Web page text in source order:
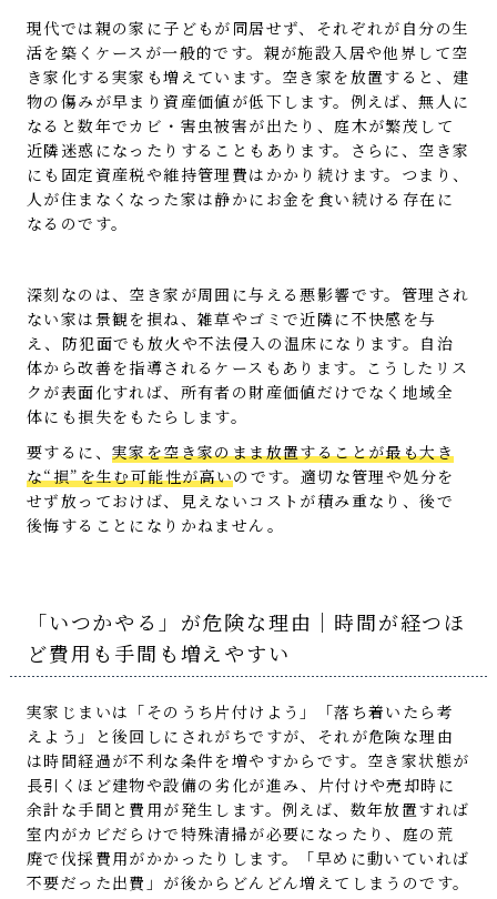
現代では親の家に子どもが同居せず、それぞれが自分の生
活を築くケースが一般的です。親が施設入居や他界して空
き家化する実家も増えています。空き家を放置すると、建
物の傷みが早まり資産価値が低下します。例えば、無人に
なると数年でカビ・害虫被害が出たり、庭木が繁茂して
近隣迷惑になったりすることもあります。さらに、空き家
にも固定資産税や維持管理費はかかり続けます。つまり、
人が住まなくなった家は静かにお金を食い続ける存在に
なるのです。
深刻なのは、空き家が周囲に与える悪影響です。管理され
ない家は景観を損ね、雑草やゴミで近隣に不快感を与
え、防犯面でも放火や不法侵入の温床になります。自治
体から改善を指導されるケースもあります。こうしたリス
クが表面化すれば、所有者の財産価値だけでなく地域全
体にも損失をもたらします。
要するに、 実家を空き家のまま放置することが最も大き
な“損”を生む可能性が高いのです。適切な管理や処分を
せず放っておけば、見えないコストが積み重なり、後で
後悔することになりかねません。
「いつかやる」が危険な理由｜時間が経つほ
ど費用も手間も増えやすい
実家じまいは「そのうち片付けよう」「落ち着いたら考
えよう」と後回しにされがちですが、それが危険な理由
は時間経過が不利な条件を増やすからです。空き家状態が
長引くほど建物や設備の劣化が進み、片付けや売却時に
余計な手間と費用が発生します。例えば、数年放置すれば
室内がカビだらけで特殊清掃が必要になったり、庭の荒
廃で伐採費用がかかったりします。「早めに動いていれば
不要だった出費」が後からどんどん増えてしまうのです。